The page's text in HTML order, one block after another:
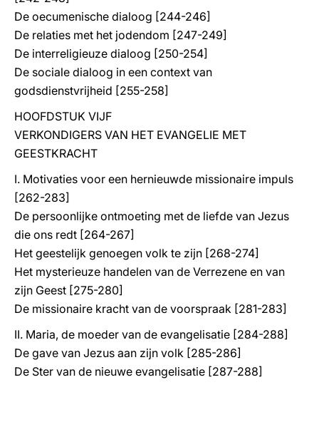
De oecumenische dialoog [244-246]
De relaties met het jodendom [247-249]
De interreligieuze dialoog [250-254]
De sociale dialoog in een context van
godsdienstvrijheid [255-258]
HOOFDSTUK VIJF
VERKONDIGERS VAN HET EVANGELIE MET
GEESTKRACHT
I. Motivaties voor een hernieuwde missionaire impuls
[262-283]
De persoonlijke ontmoeting met de liefde van Jezus
die ons redt [264-267]
Het geestelijk genoegen volk te zijn [268-274]
Het mysterieuze handelen van de Verrezene en van
zijn Geest [275-280]
De missionaire kracht van de voorspraak [281-283]
II. Maria, de moeder van de evangelisatie [284-288]
De gave van Jezus aan zijn volk [285-286]
De Ster van de nieuwe evangelisatie [287-288]